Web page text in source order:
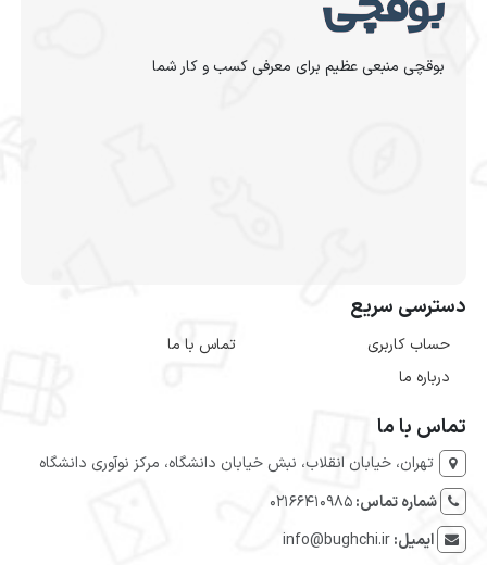
بوقچی منبعی عظیم برای معرفی کسب و کار شما
دسترسی سریع
حساب کاربری
درباره ما
تماس با ما
تماس با ما
تهران، خیابان انقلاب، نبش خیابان دانشگاه، مرکز نوآوری دانشگاه
شماره تماس:۰۲۱۶۶۴۱۰۹۸۵
ایمیل:info@bughchi.ir